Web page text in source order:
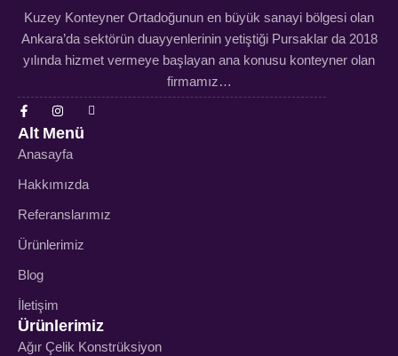
Kuzey Konteyner Ortadoğunun en büyük sanayi bölgesi olan
Ankara’da sektörün duayyenlerinin yetiştiği Pursaklar da 2018
yılında hizmet vermeye başlayan ana konusu konteyner olan
firmamız…
Alt Menü
Anasayfa
Hakkımızda
Referanslarımız
Ürünlerimiz
Blog
İletişim
Ürünlerimiz
Ağır Çelik Konstrüksiyon